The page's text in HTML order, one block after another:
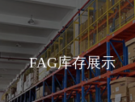
FAG库存展示